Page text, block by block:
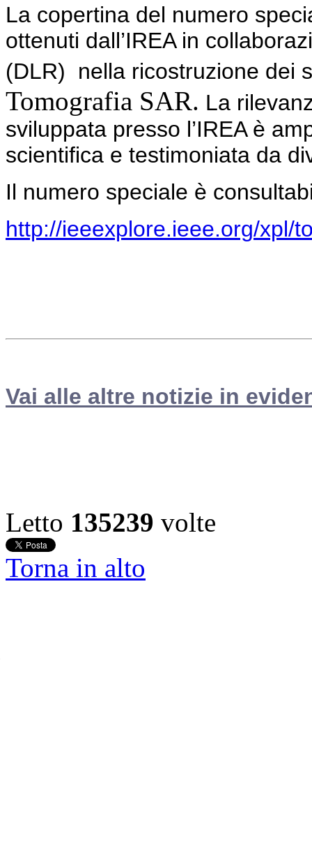
La copertina del numero
ottenuti dall’IREA in
(DLR) nella ricostruzione dei
Tomografia SAR. La
sviluppata presso l’IREA è
scientifica e testimoniata da
Il numero speciale è
http://ieeexplore.ieee.org/xpl/
Vai alle altre notizie in
Letto 135239 volte
Torna in alto